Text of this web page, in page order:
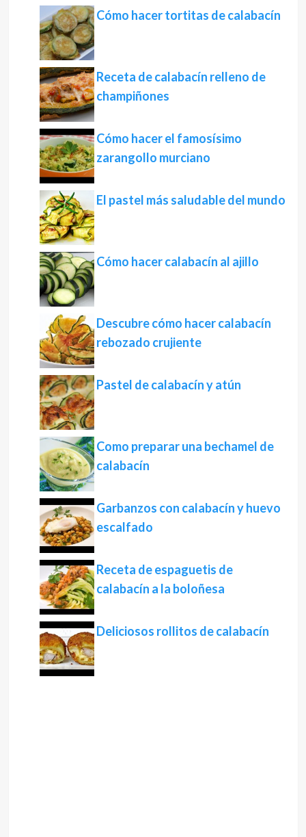
Cómo hacer tortitas de calabacín
Receta de calabacín relleno de
champiñones
Cómo hacer el famosísimo
zarangollo murciano
El pastel más saludable del mundo
Cómo hacer calabacín al ajillo
Descubre cómo hacer calabacín
rebozado crujiente
Pastel de calabacín y atún
Como preparar una bechamel de
calabacín
Garbanzos con calabacín y huevo
escalfado
Receta de espaguetis de
calabacín a la boloñesa
Deliciosos rollitos de calabacín